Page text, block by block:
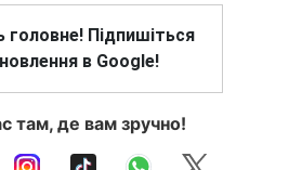
головне! Підпишіться
в Google!
там, де вам зручно!